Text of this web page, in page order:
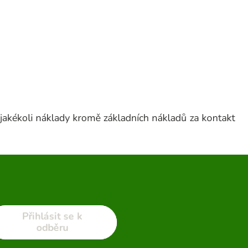
náklady kromě základních nákladů za kontakt
Přihlásit se k
odběru